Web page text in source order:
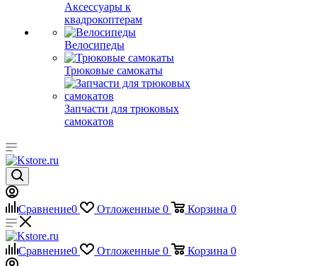
Аксессуары к
квадрокоптерам
Велосипеды
Трюковые самокаты
Запчасти для трюковых
самокатов
Сравнение0 Отложенные 0 Корзина 0
Сравнение0 Отложенные 0 Корзина 0